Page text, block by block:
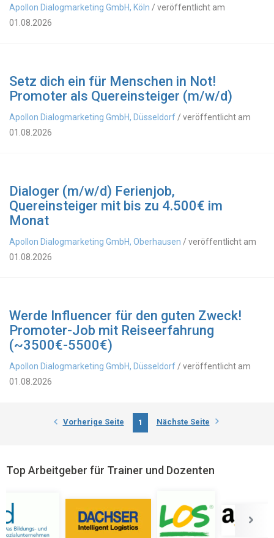
Apollon Dialogmarketing GmbH, Köln / veröffentlicht am
01.08.2026
Setz dich ein für Menschen in Not!
Promoter als Quereinsteiger (m/w/d)
Apollon Dialogmarketing GmbH, Düsseldorf / veröffentlicht am
01.08.2026
Dialoger (m/w/d) Ferienjob,
Quereinsteiger mit bis zu 4.500€ im
Monat
Apollon Dialogmarketing GmbH, Oberhausen / veröffentlicht am
01.08.2026
Werde Influencer für den guten Zweck!
Promoter-Job mit Reiseerfahrung
(~3500€-5500€)
Apollon Dialogmarketing GmbH, Düsseldorf / veröffentlicht am
01.08.2026
Vorherige Seite 1 Nächste Seite
Top Arbeitgeber für Trainer und Dozenten